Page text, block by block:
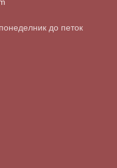
до петок